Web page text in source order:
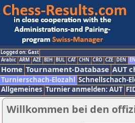
Logged on: Gast
Arabic ARM AZE BIH BUL CAT CHN CRO CZE DEN
Home Tournament-Database AUT
Turnierschach-Elozahl Schnellschach-
Allgemeines Turnier anmelden: AUT
Willkommen bei den